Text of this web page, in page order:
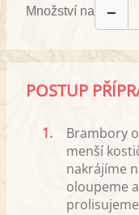
Množství na −
POSTUP
1.
Brambory
menší
nakrájíme
oloupeme